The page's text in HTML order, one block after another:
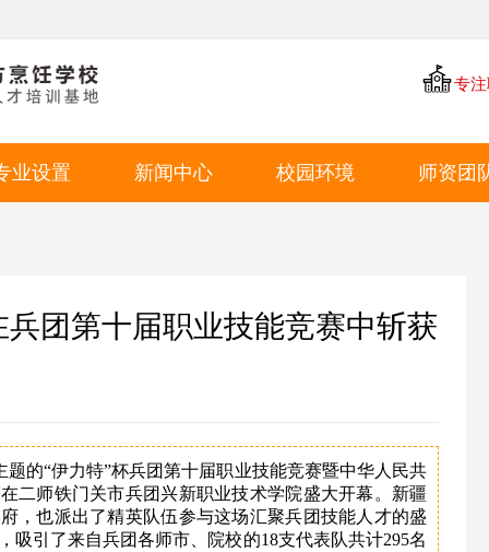
专
业设置
餐专业
新闻中心
就业动态
校园环境
学生风采
师资团
团第十届职业技能竞赛中斩获
题的“伊力特”杯兵团第十届职业技能竞赛暨中华人民共
二师铁门关市兵团兴新职业技术学院盛大开幕。新疆
，也派出了精英队伍参与这场汇聚兵团技能人才的盛
吸引了来自兵团各师市、院校的18支代表队共计295名